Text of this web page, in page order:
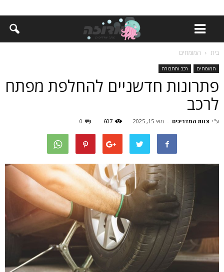
בית המומחים
המומחים רכב ותחבורה
פתרונות חדשניים להחלפת מפתח
לרכב
ע"י צוות המדריכים - מאי 15, 2025 607
0